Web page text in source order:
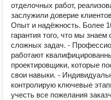
отделочных работ,
заслужили доверие
Опыт и надёжность. Более
гарантия того, что мы
сложных задач. -
работают
проектировщики, которые
свои навыки. -
контролирую ключевые
учесть все пожелания